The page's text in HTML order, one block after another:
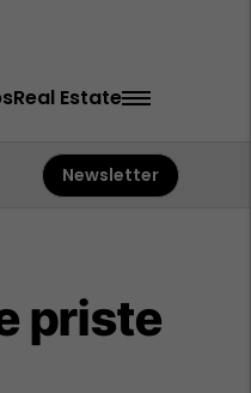
Real Estate
Newsletter
priste